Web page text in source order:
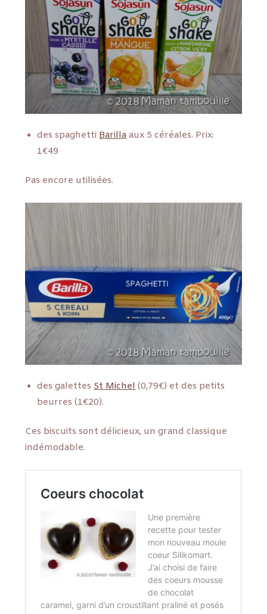
des spaghetti Barilla aux 5 céréales. Prix:
1€49
Pas encore utilisées.
des galettes St Michel (0,79€) et des petits
beurres (1€20).
Ces biscuits sont délicieux, un grand classique
indémodable.